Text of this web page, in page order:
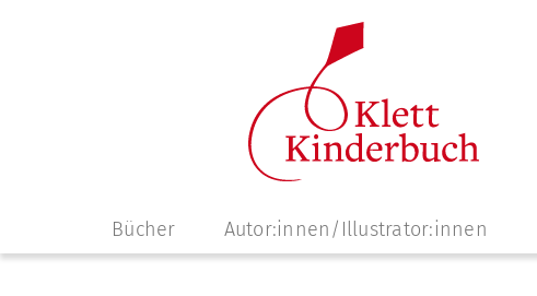
Navigation
überspringen
Bücher Autor:innen/Illustrator:innen